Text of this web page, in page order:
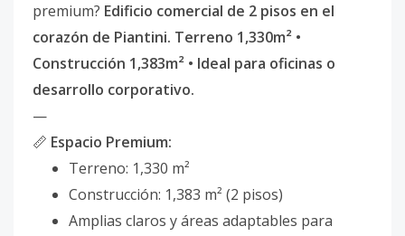
premium? Edificio comercial de 2 pisos en el
corazón de Piantini. Terreno 1,330m² •
Construcción 1,383m² • Ideal para oficinas o
desarrollo corporativo.
—
📏 Espacio Premium:
Terreno: 1,330 m²
Construcción: 1,383 m² (2 pisos)
Amplias claros y áreas adaptables para